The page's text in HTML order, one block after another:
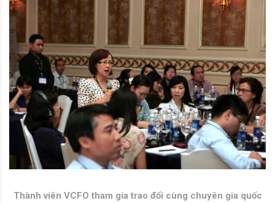
Thành viên VCFO tham gia trao đổi cùng chuyên gia quốc